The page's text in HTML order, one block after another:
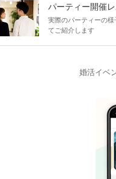
パーティー開催
実際のパーティーの様
てご紹介します
婚活イベ